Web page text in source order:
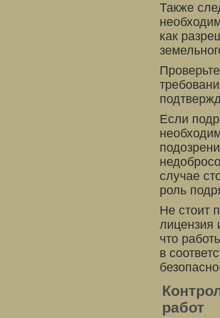
Также
как
Если
случае
роль
Не стоит
лицензия
что
в
работ